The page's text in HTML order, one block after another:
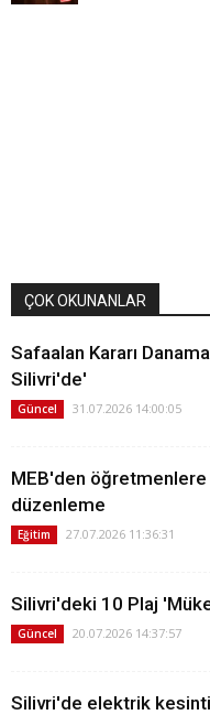
ÇOK OKUNANLAR
Safaalan Kararı
Silivri'de'
Güncel 31.07.2026 14:00:05
MEB'den
düzenleme
Eğitim 27.07.2026 11:36:31
Silivri'deki 10 Plaj
Güncel 20.07.2026 14:37:57
Silivri'de elektrik